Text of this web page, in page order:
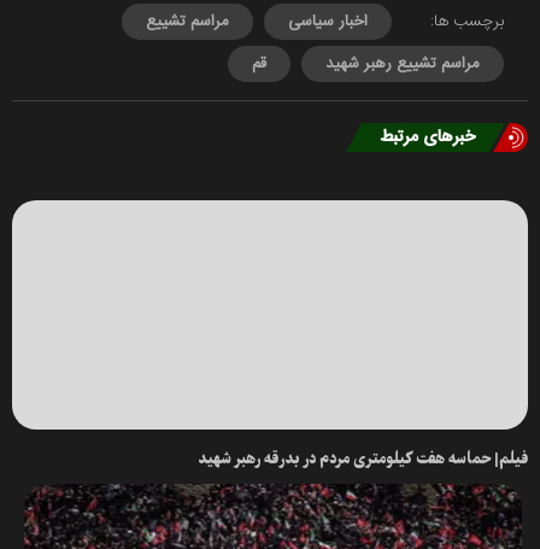
برچسب ها: اخبار سیاسی
مراسم تشییع
مراسم تشییع رهبر شهید
قم
خبرهای مرتبط
فیلم| حماسه هفت کیلومتری مردم در بدرقه رهبر شهید